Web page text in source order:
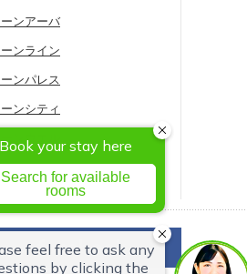
ンアーバ
ンライン
ンパレス
ンシティ
ンウエル